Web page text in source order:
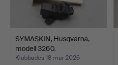
SYMASKIN, Husqvarna,
modell 3260.
Klubbades 18 mar 2026